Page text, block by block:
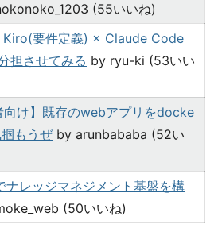
(55いいね)
Kiro(要件定義) × Claude Code
担させてみる by ryu-ki (53いい
向け】既存のwebアプリをdocke
もうぜby arunbababa (52い
ナレッジマネジメント基盤を構
(50いいね)